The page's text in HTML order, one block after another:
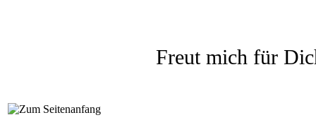
Freut mich für